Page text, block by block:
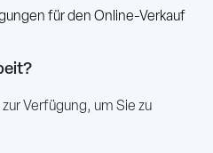
für den Online-Verkauf
Verfügung, um Sie zu